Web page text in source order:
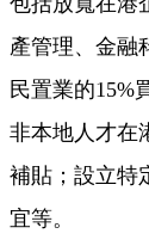
產管理、金融
民置業的15%
非本地人才在
補貼；設立特
宜等。